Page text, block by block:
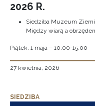
2026 R.
Siedziba Muzeum Ziemi
Między wiarą a
Piątek, 1 maja – 10:00-15:00
27 kwietnia, 2026
SIEDZIBA